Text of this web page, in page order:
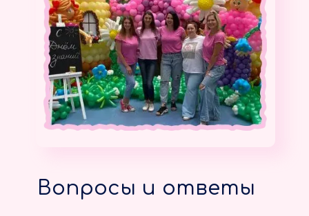
Вопросы и ответы